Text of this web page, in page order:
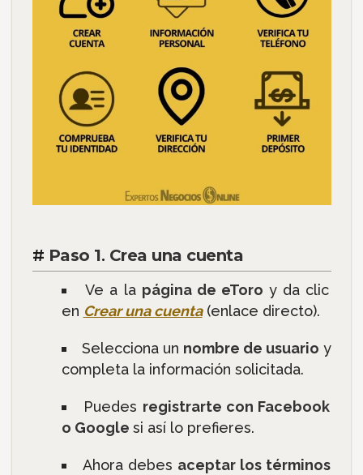
# Paso 1. Crea una cuenta
Ve a la página de eToro y da clic
en Crear una cuenta(enlace directo).
Selecciona un nombre de usuario y
completa la información solicitada.
Puedes registrarte con Facebook
o Google si así lo prefieres.
Ahora debes aceptar los términos